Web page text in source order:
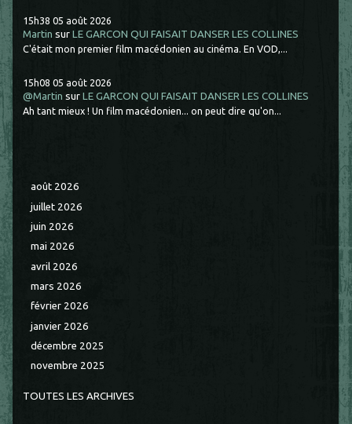
15h38 05 août 2026
Martin surLE GARCON QUI FAISAIT DANSER LES COLLINES
C'était mon premier film macédonien au cinéma. En VOD,...
15h08 05 août 2026
@Martin surLE GARCON QUI FAISAIT DANSER LES COLLINES
Ah tant mieux ! Un film macédonien... on peut dire qu'on...
août 2026
juillet 2026
juin 2026
mai 2026
avril 2026
mars 2026
février 2026
janvier 2026
décembre 2025
novembre 2025
TOUTES LES ARCHIVES